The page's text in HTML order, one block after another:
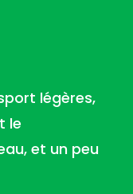
légères,
le
et un peu